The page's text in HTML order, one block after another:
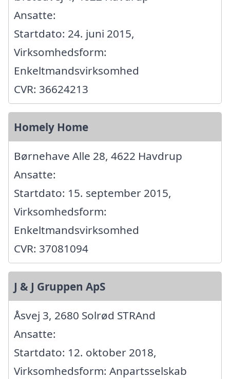
Ansatte:
Startdato: 24. juni 2015,
Virksomhedsform:
Enkeltmandsvirksomhed
CVR: 36624213
Homely Home
Børnehave Alle 28, 4622 Havdrup
Ansatte:
Startdato: 15. september 2015,
Virksomhedsform:
Enkeltmandsvirksomhed
CVR: 37081094
J & J Gruppen ApS
Åsvej 3, 2680 Solrød STRAnd
Ansatte:
Startdato: 12. oktober 2018,
Virksomhedsform: Anpartsselskab